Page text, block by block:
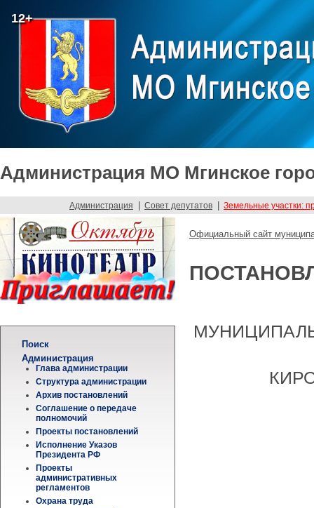
12+
Администрация МО Мгинское
Администрация Совет депутатов Земельные участки:
Поиск
Администрация
Глава администрации
Структура администрации
Архив постановлений
Соглашение о передаче
полномочий
Проекты постановлений
Исполнение Указов
Президента РФ
Проекты
административных
регламентов
Охрана труда
Официальный сайт